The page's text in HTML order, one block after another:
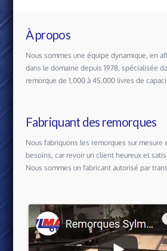
À propos
Nous sommes une équipe dynamique, en
dans le domaine depuis 1978, spécialisée
remorque de 1,000 à 45,000 livres de
Fabriquant des remorques
Nous fabriquons les remorques sur mesure
besoins, car revoir un client heureux et
Nous sommes un fabricant autorisé par